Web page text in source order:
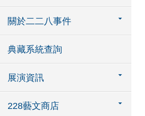
關於二二八事件
典藏系統查詢
展演資訊
228藝文商店